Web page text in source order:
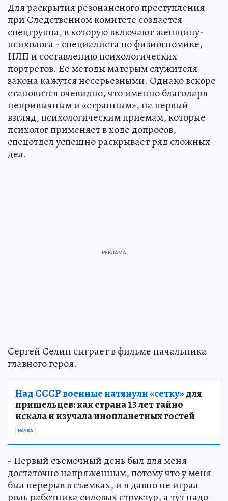
Для раскрытия резонансного преступления
при Следственном комитете создается
спецгруппа, в которую включают женщину-
психолога - специалиста по физиогномике,
НЛП и составлению психологических
портретов. Ее методы матерым служителя
закона кажутся несерьезными. Однако вскоре
становится очевидно, что именно благодаря
непривычным и «странным», на первый
взгляд, психологическим приемам, которые
психолог применяет в ходе допросов,
спецотдел успешно раскрывает ряд сложных
дел.
Сергей Селин сыграет в фильме начальника
главного героя.
Над СССР военные натянули «сетку»для
пришельцев: как страна 13 лет тайно
искала и изучала инопланетных гостей
НАУКА
- Первый съемочный день был для меня
достаточно напряженным, потому что у меня
был перерыв в съемках, и я давно не играл
роль работника силовых структур, а тут надо